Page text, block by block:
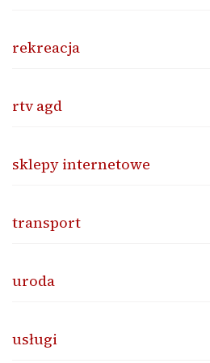
rekreacja
rtv agd
sklepy internetowe
transport
uroda
usługi